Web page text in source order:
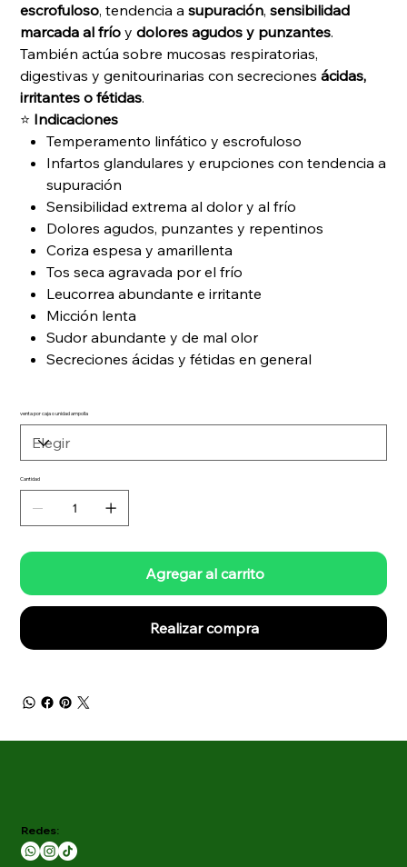
escrofuloso, tendencia asupuración,sensibilidad
marcada al frío ydolores agudos y punzantes.
También actúa sobre mucosas respiratorias,
digestivas y genitourinarias con secrecionesácidas,
irritantes o fétidas.
⭐ Indicaciones
Temperamento linfático y escrofuloso
Infartos glandulares y erupciones con tendencia a
supuración
Sensibilidad extrema al dolor y al frío
Dolores agudos, punzantes y repentinos
Coriza espesa y amarillenta
Tos seca agravada por el frío
Leucorrea abundante e irritante
Micción lenta
Sudor abundante y de mal olor
Secreciones ácidas y fétidas en general
venta por caja o unidad ampolla
Cantidad
Agregar al carrito
Realizar compra
Redes: